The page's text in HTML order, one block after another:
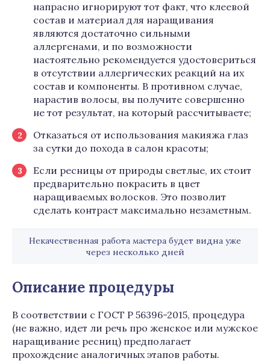
напрасно игнорируют тот факт, что клеевой
состав и материал для наращивания
являются достаточно сильными
аллергенами, и по возможности
настоятельно рекомендуется удостовериться
в отсутствии аллергических реакций на их
состав и компоненты. В противном случае,
нарастив волосы, вы получите совершенно
не тот результат, на который рассчитываете;
Отказаться от использования макияжа глаз
за сутки до похода в салон красоты;
Если ресницы от природы светлые, их стоит
предварительно покрасить в цвет
наращиваемых волосков. Это позволит
сделать контраст максимально незаметным.
Некачественная работа мастера будет видна уже
через несколько дней
Описание процедуры
В соответствии с ГОСТ Р 56396-2015, процедура
(не важно, идет ли речь про женское или мужское
наращивание ресниц) предполагает
прохождение аналогичных этапов работы.